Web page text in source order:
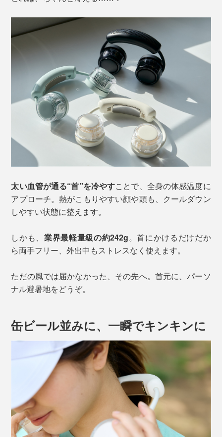
太い血管が通る“首”を冷やすことで、全身の体感温度に
アプローチ。熱がこもりやすい顔や頭も、クールダウン
しやすい状態に整えます。
しかも、 業界最軽量級の約242g。首にかけるだけだか
ら両手フリー、外出中もストレスなく使えます。
ただの風では届かなかった、その先へ。首元に、パーソ
ナル避暑地をどうぞ。
缶ビール並みに、一瞬でキンキンに